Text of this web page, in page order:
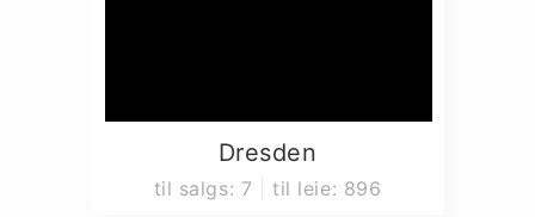
Dresden
til salgs: 7 til leie: 896